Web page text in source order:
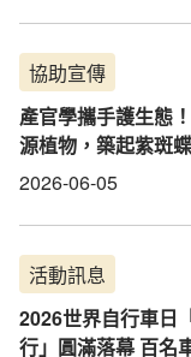
協助宣傳
產官學攜手護生態
源植物，築起紫斑
2026-06-05
活動訊息
2026世界自行車日
行」圓滿落幕 百名